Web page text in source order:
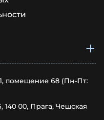
помещение 68 (Пн-Пт:
140 00, Прага, Чешская